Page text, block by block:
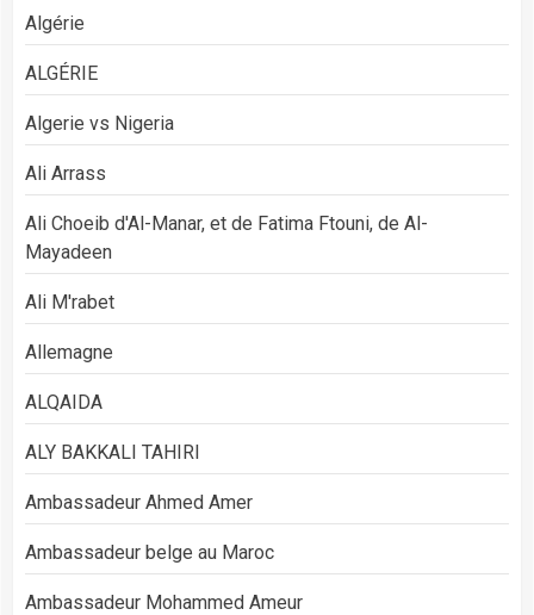
Algérie
ALGÉRIE
Algerie vs Nigeria
Ali Arrass
Ali Choeib d'Al-Manar, et de Fatima Ftouni, de Al-
Mayadeen
Ali M'rabet
Allemagne
ALQAIDA
ALY BAKKALI TAHIRI
Ambassadeur Ahmed Amer
Ambassadeur belge au Maroc
Ambassadeur Mohammed Ameur